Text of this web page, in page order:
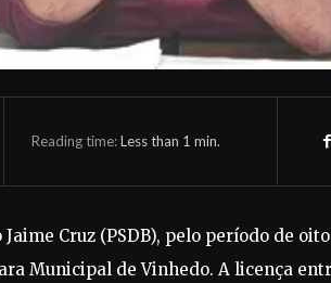
Reading time:Less than 1 min.
Cruz (PSDB), pelo período de
Municipal de Vinhedo. A licença